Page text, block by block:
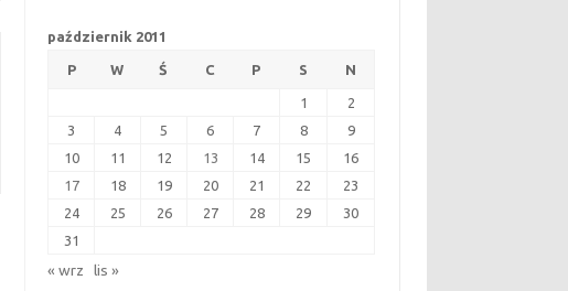
październik 2011
P W Ś C P S N
1
2
3
4 5 6 7 8
9
10
11 12 13 14 15
16
17
18 19 20 21 22
23
24
25 26 27 28 29
30
31
« wrz lis »